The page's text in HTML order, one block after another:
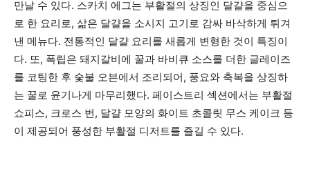
만날 수 있다. 스카치 에그는 부활절의 상징인 달걀을 중심으
로 한 요리로, 삶은 달걀을 소시지 고기로 감싸 바삭하게 튀겨
낸 메뉴다. 전통적인 달걀 요리를 새롭게 변형한 것이 특징이
다. 또, 폭립은 돼지갈비에 꿀과 바비큐 소스를 더한 글레이즈
를 코팅한 후 숯불 오븐에서 조리되어, 풍요와 축복을 상징하
는 꿀로 윤기나게 마무리했다. 페이스트리 섹션에서는 부활절
쇼피스, 크로스 번, 달걀 모양의 화이트 초콜릿 무스 케이크 등
이 제공되어 풍성한 부활절 디저트를 즐길 수 있다.